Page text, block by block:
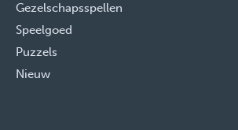
Gezelschapsspellen
Speelgoed
Puzzels
Nieuw